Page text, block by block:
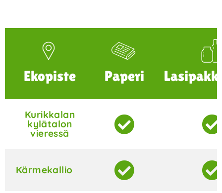
Ekopiste Paperi
Kurikkalan
kylätalon
vieressä
Kärmekallio